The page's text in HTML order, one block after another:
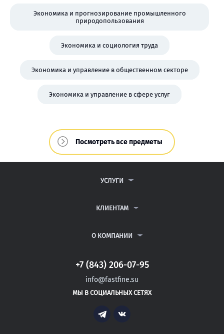
Экономика и прогнозирование промышленного
природопользования
Экономика и социология труда
Экономика и управление в общественном секторе
Экономика и управление в сфере услуг
Посмотреть все предметы
УСЛУГИ
ДИПЛОМНЫЕ РАБОТЫ
ВСЕ УСЛУГИ
КЛИЕНТАМ
АНТИПЛАГИАТ
ПОЛИТИКА КОНФИДЕНЦИАЛЬНОСТИ
ИНФОРМАЦИЯ ДЛЯ КЛИЕНТОВ
О КОМПАНИИ
КОНТАКТЫ
АВТОРАМ
БЛОГ
+7 (843) 206-07-95
info@fastfine.su
МЫ В СОЦИАЛЬНЫХ СЕТЯХ
Telegram
Vk